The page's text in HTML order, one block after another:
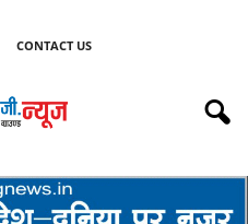
CONTACT US